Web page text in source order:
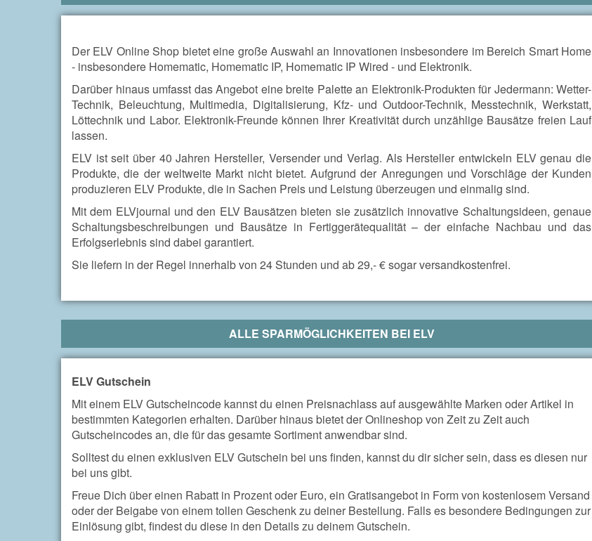
Der ELV Online Shop bietet eine große Auswahl an Innovationen insbesondere im Bereich Smart Home
- insbesondere Homematic, Homematic IP, Homematic IP Wired - und Elektronik.
Darüber hinaus umfasst das Angebot eine breite Palette an Elektronik-Produkten für Jedermann: Wetter-
Technik, Beleuchtung, Multimedia, Digitalisierung, Kfz- und Outdoor-Technik, Messtechnik, Werkstatt,
Löttechnik und Labor. Elektronik-Freunde können Ihrer Kreativität durch unzählige Bausätze freien Lauf
lassen.
ELV ist seit über 40 Jahren Hersteller, Versender und Verlag. Als Hersteller entwickeln ELV genau die
Produkte, die der weltweite Markt nicht bietet. Aufgrund der Anregungen und Vorschläge der Kunden
produzieren ELV Produkte, die in Sachen Preis und Leistung überzeugen und einmalig sind.
Mit dem ELVjournal und den ELV Bausätzen bieten sie zusätzlich innovative Schaltungsideen, genaue
Schaltungsbeschreibungen und Bausätze in Fertiggerätequalität – der einfache Nachbau und das
Erfolgserlebnis sind dabei garantiert.
Sie liefern in der Regel innerhalb von 24 Stunden und ab 29,- € sogar versandkostenfrei.
ALLE SPARMÖGLICHKEITEN BEI ELV
ELV Gutschein
Mit einem ELV Gutscheincode kannst du einen Preisnachlass auf ausgewählte Marken oder Artikel in
bestimmten Kategorien erhalten. Darüber hinaus bietet der Onlineshop von Zeit zu Zeit auch
Gutscheincodes an, die für das gesamte Sortiment anwendbar sind.
Solltest du einen exklusiven ELV Gutschein bei uns finden, kannst du dir sicher sein, dass es diesen nur
bei uns gibt.
Freue Dich über einen Rabatt in Prozent oder Euro, ein Gratisangebot in Form von kostenlosem Versand
oder der Beigabe von einem tollen Geschenk zu deiner Bestellung. Falls es besondere Bedingungen zur
Einlösung gibt, findest du diese in den Details zu deinem Gutschein.